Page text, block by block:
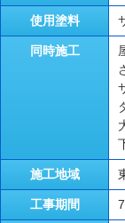
使用塗料
同時施工
施工地域
工事期間